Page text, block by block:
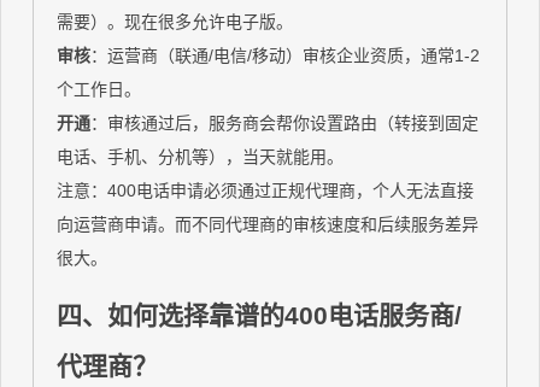
需要）。现在很多允许电子版。
审核：运营商（联通/电信/移动）审核企业资质，通常1-2
个工作日。
开通：审核通过后，服务商会帮你设置路由（转接到固定
电话、手机、分机等），当天就能用。
注意：400电话申请必须通过正规代理商，个人无法直接
向运营商申请。而不同代理商的审核速度和后续服务差异
很大。
四、如何选择靠谱的400电话服务商/
代理商？